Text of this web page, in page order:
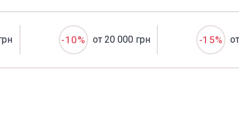
-10% от 20 000 грн -15%